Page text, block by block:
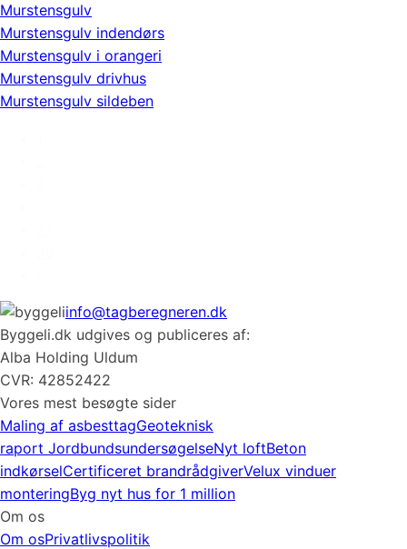
Murstensgulv
Murstensgulv indendørs
Murstensgulv i orangeri
Murstensgulv drivhus
Murstensgulv sildeben
info@tagberegneren.dk
Byggeli.dk udgives og publiceres af:
Alba Holding Uldum
CVR: 42852422
Vores mest besøgte sider
Maling af asbesttagGeoteknisk
raport JordbundsundersøgelseNyt loftBeton
indkørselCertificeret brandrådgiverVelux vinduer
monteringByg nyt hus for 1 million
Om os
Om osPrivatlivspolitik